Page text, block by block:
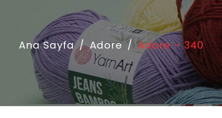
Ana Sayfa / Adore / Adore – 340